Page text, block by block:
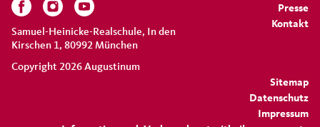
Presse
Kontakt
Sitemap
Datenschutz
Impressum
Samuel-Heinicke-Realschule, In den
Kirschen 1, 80992 München
Copyright 2026 Augustinum